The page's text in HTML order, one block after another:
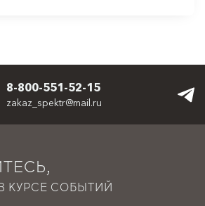
8-800-551-52-15
zakaz_spektr@mail.ru
КУРСЕ СОБЫТИЙ